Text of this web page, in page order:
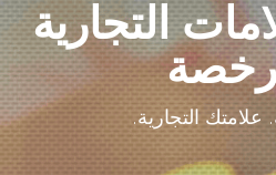
التجارية
علامتك التجارية.